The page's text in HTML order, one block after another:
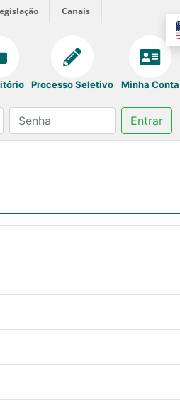
Canais
Processo Seletivo Minha Conta
Entrar